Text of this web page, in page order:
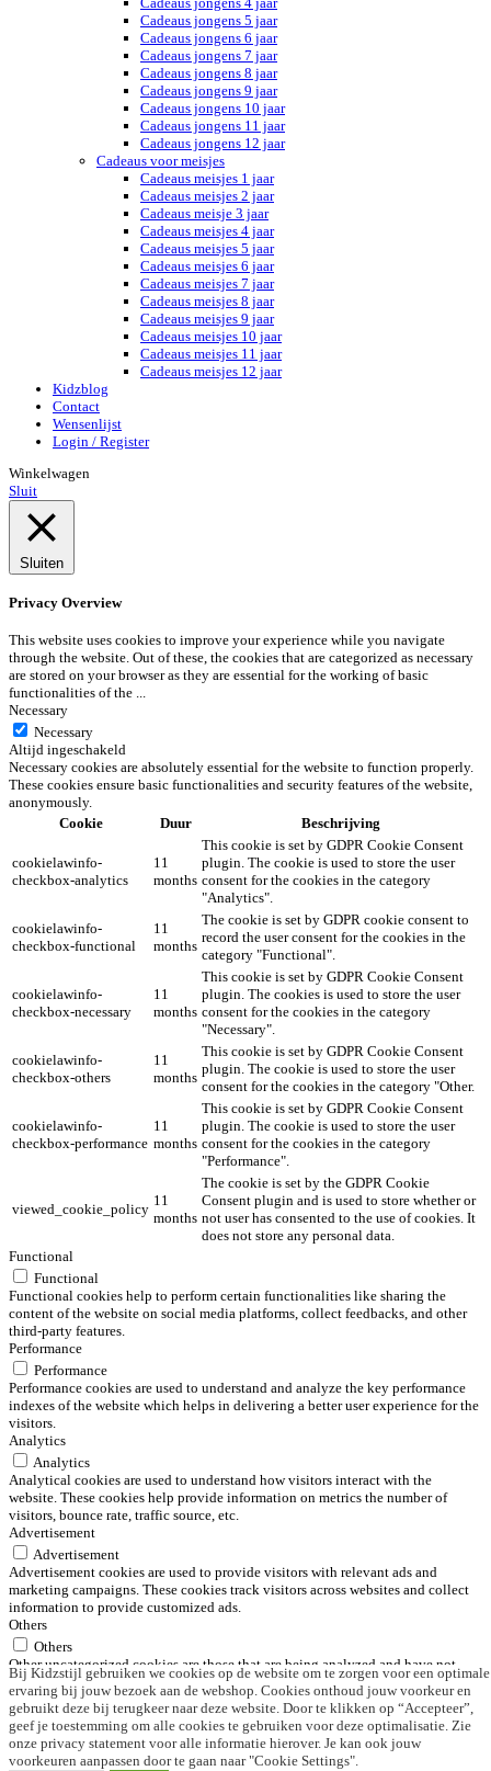
Cadeaus jongens 5 jaar
Cadeaus jongens 6 jaar
Cadeaus jongens 7 jaar
Cadeaus jongens 8 jaar
Cadeaus jongens 9 jaar
Cadeaus jongens 10 jaar
Cadeaus jongens 11 jaar
Cadeaus jongens 12 jaar
Cadeaus voor meisjes
Cadeaus meisjes 1 jaar
Cadeaus meisjes 2 jaar
Cadeaus meisje 3 jaar
Cadeaus meisjes 4 jaar
Cadeaus meisjes 5 jaar
Cadeaus meisjes 6 jaar
Cadeaus meisjes 7 jaar
Cadeaus meisjes 8 jaar
Cadeaus meisjes 9 jaar
Cadeaus meisjes 10 jaar
Cadeaus meisjes 11 jaar
Cadeaus meisjes 12 jaar
Kidzblog
Contact
Wensenlijst
Login / Register
Winkelwagen
Sluit
Bij Kidzstijl gebruiken we cookies op de website om te zorgen voor een optimale
ervaring bij jouw bezoek aan de webshop. Cookies onthoud jouw voorkeur en
gebruikt deze bij terugkeer naar deze website. Door te klikken op “Accepteer”,
geef je toestemming om alle cookies te gebruiken voor deze optimalisatie. Zie
onze privacy statement voor alle informatie hierover. Je kan ook jouw
voorkeuren aanpassen door te gaan naar "Cookie Settings".
Sluiten
Privacy Overview
This website uses cookies to improve your experience while you navigate
through the website. Out of these, the cookies that are categorized as necessary
are stored on your browser as they are essential for the working of basic
functionalities of the
Necessary
Necessary
Altijd ingeschakeld
Necessary cookies are absolutely essential for the website to function properly.
These cookies ensure basic functionalities and security features of the website,
anonymously.
Cookie
Duur Beschrijving
cookielawinfo-
checkbox-analytics
11
months
This cookie is set by GDPR Cookie Consent
plugin. The cookie is used to store the user
consent for the cookies in the category
"Analytics".
cookielawinfo-
checkbox-functional
11
months
The cookie is set by GDPR cookie consent to
record the user consent for the cookies in the
category "Functional".
cookielawinfo-
checkbox-necessary
11
months
This cookie is set by GDPR Cookie Consent
plugin. The cookies is used to store the user
consent for the cookies in the category
"Necessary".
cookielawinfo-
checkbox-others
11
months
This cookie is set by GDPR Cookie Consent
plugin. The cookie is used to store the user
consent for the cookies in the category "Other.
cookielawinfo-
checkbox-performance
11
months
This cookie is set by GDPR Cookie Consent
plugin. The cookie is used to store the user
consent for the cookies in the category
"Performance".
viewed_cookie_policy
11
months
The cookie is set by the GDPR Cookie
Consent plugin and is used to store whether or
not user has consented to the use of cookies. It
does not store any personal data.
Functional
Functional
Functional cookies help to perform certain functionalities like sharing the
content of the website on social media platforms, collect feedbacks, and other
third-party features.
Performance
Performance
Performance cookies are used to understand and analyze the key performance
indexes of the website which helps in delivering a better user experience for the
visitors.
Analytics
Analytics
Analytical cookies are used to understand how visitors interact with the
website. These cookies help provide information on metrics the number of
visitors, bounce rate, traffic source, etc.
Advertisement
Advertisement
Advertisement cookies are used to provide visitors with relevant ads and
marketing campaigns. These cookies track visitors across websites and collect
information to provide customized ads.
Others
Others
Other uncategorized cookies are those that are being analyzed and have not
been classified into a category as yet.
OPSLAAN & ACCEPTEREN
Aangedreven door
Menu
Home